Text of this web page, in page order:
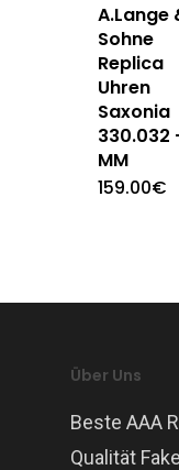
A.Lange
Sohne
Replica
Uhren
Saxonia
330.032
MM
159.00€
Über Uns
Beste AAA
Qualität